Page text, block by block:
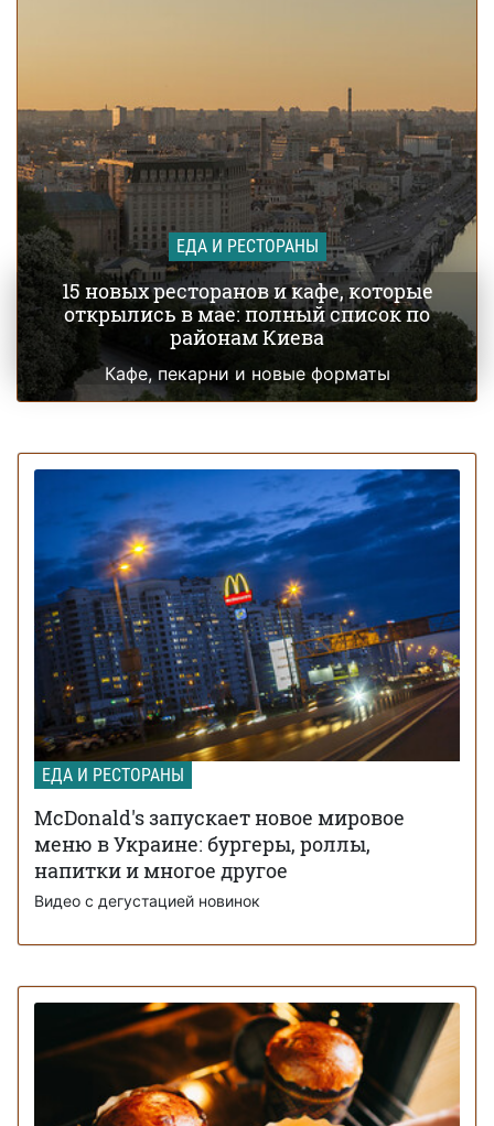
ЕДА И РЕСТОРАНЫ
15 новых ресторанов и кафе, которые
открылись в мае: полный список по
районам Киева
Кафе, пекарни и новые форматы
ЕДА И РЕСТОРАНЫ
McDonald's запускает новое мировое
меню в Украине: бургеры, роллы,
напитки и многое другое
Видео с дегустацией новинок